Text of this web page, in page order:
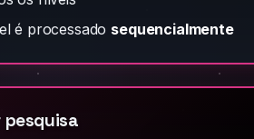
é processado sequencialmente
pesquisa